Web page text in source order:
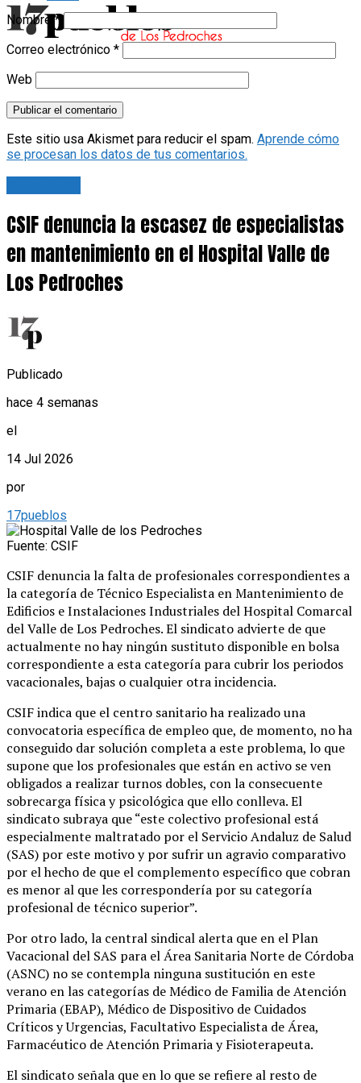
Nombre*
Correo electrónico *
Web
Este sitio usa Akismet para reducir el spam. Aprende cómo
se procesan los datos de tus comentarios.
CSIF denuncia la escasez de especialistas
en mantenimiento en el Hospital Valle de
Los Pedroches
Publicado
hace 4 semanas
el
14 Jul 2026
por
17pueblos
Fuente: CSIF
CSIF denuncia la falta de profesionales correspondientes a
la categoría de Técnico Especialista en Mantenimiento de
Edificios e Instalaciones Industriales del Hospital Comarcal
del Valle de Los Pedroches. El sindicato advierte de que
actualmente no hay ningún sustituto disponible en bolsa
correspondiente a esta categoría para cubrir los periodos
vacacionales, bajas o cualquier otra incidencia.
CSIF indica que el centro sanitario ha realizado una
convocatoria específica de empleo que, de momento, no ha
conseguido dar solución completa a este problema, lo que
supone que los profesionales que están en activo se ven
obligados a realizar turnos dobles, con la consecuente
sobrecarga física y psicológica que ello conlleva. El
sindicato subraya que “este colectivo profesional está
especialmente maltratado por el Servicio Andaluz de Salud
(SAS) por este motivo y por sufrir un agravio comparativo
por el hecho de que el complemento específico que cobran
es menor al que les correspondería por su categoría
profesional de técnico superior”.
Por otro lado, la central sindical alerta que en el Plan
Vacacional del SAS para el Área Sanitaria Norte de Córdoba
(ASNC) no se contempla ninguna sustitución en este
verano en las categorías de Médico de Familia de Atención
Primaria (EBAP), Médico de Dispositivo de Cuidados
Críticos y Urgencias, Facultativo Especialista de Área,
Farmacéutico de Atención Primaria y Fisioterapeuta.
El sindicato señala que en lo que se refiere al resto de